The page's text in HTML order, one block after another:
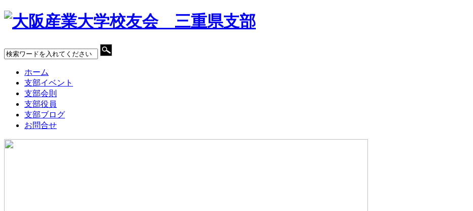
ホーム
支部イベント
支部会則
支部役員
支部ブログ
お問合せ